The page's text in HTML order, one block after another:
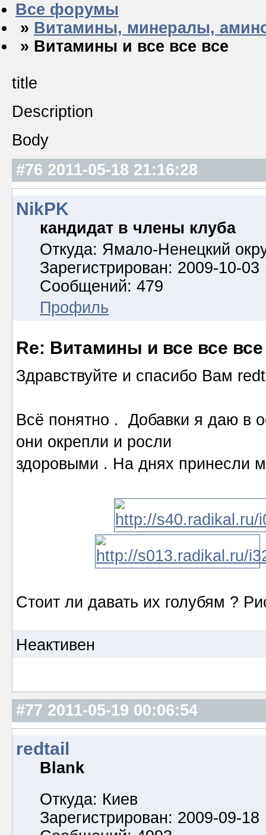
Все форумы
» Витамины, минералы,
» Витамины и все все все
title
Description
Body
#76 2011-05-18 21:16:28
NikPK
кандидат в члены клуба
Откуда: Ямало-Ненецкий
Зарегистрирован: 2009-10-03
Сообщений: 479
Профиль
Re: Витамины и все все все
Здравствуйте и спасибо Вам
Всё понятно . Добавки я даю в
они окрепли и росли
здоровыми . На днях принесли
Стоит ли давать их голубям ?
Неактивен
#77 2011-05-19 00:06:54
redtail
Blank
Откуда: Киев
Зарегистрирован: 2009-09-18